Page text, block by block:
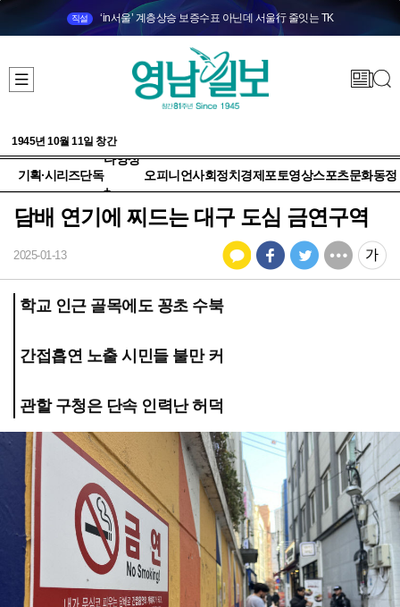
직설 ‘in서울’ 계층상승 보증수표 아닌데 서울行 줄잇는 TK
1945년 10월 11일 창간
기획·시리즈단독
다양성
+
오피니언사회정치 경제 포토영상스포츠문화동정
담배 연기에 찌드는 대구 도심 금연구역
2025-01-13
학교 인근 골목에도 꽁초 수북
간접흡연 노출 시민들 불만 커
관할 구청은 단속 인력난 허덕